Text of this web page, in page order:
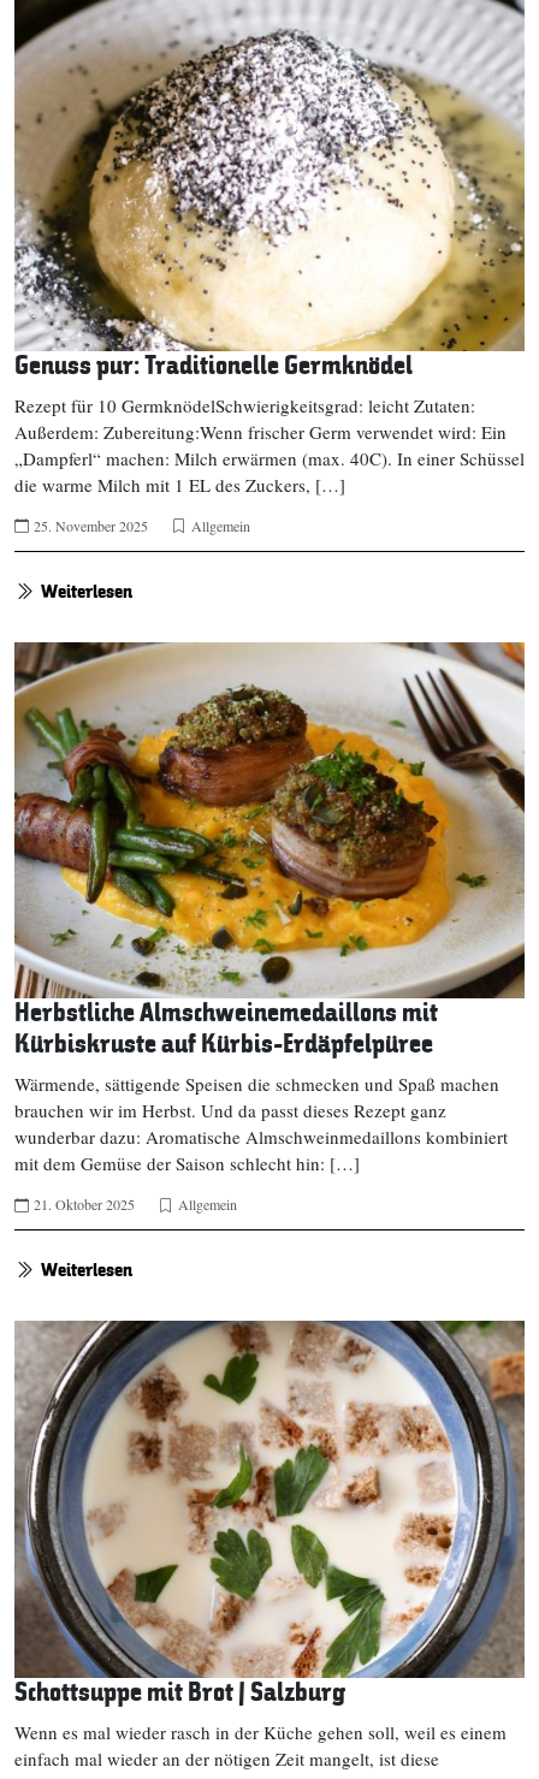
Genuss pur: Traditionelle Germknödel
Rezept für 10 GermknödelSchwierigkeitsgrad: leicht Zutaten:
Außerdem: Zubereitung:Wenn frischer Germ verwendet wird: Ein
„Dampferl“ machen: Milch erwärmen (max. 40C). In einer Schüssel
die warme Milch mit 1 EL des Zuckers, […]
25. November 2025 Allgemein
Weiterlesen
Herbstliche Almschweinemedaillons mit
Kürbiskruste auf Kürbis-Erdäpfelpüree
Wärmende, sättigende Speisen die schmecken und Spaß machen
brauchen wir im Herbst. Und da passt dieses Rezept ganz
wunderbar dazu: Aromatische Almschweinmedaillons kombiniert
mit dem Gemüse der Saison schlecht hin: […]
21. Oktober 2025 Allgemein
Weiterlesen
Schottsuppe mit Brot | Salzburg
Wenn es mal wieder rasch in der Küche gehen soll, weil es einem
einfach mal wieder an der nötigen Zeit mangelt, ist diese